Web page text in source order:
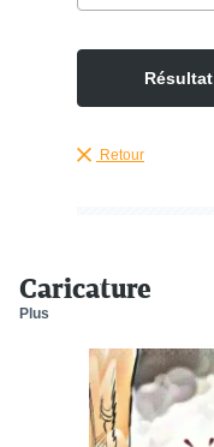
Résultat
Retour
Caricature
Plus